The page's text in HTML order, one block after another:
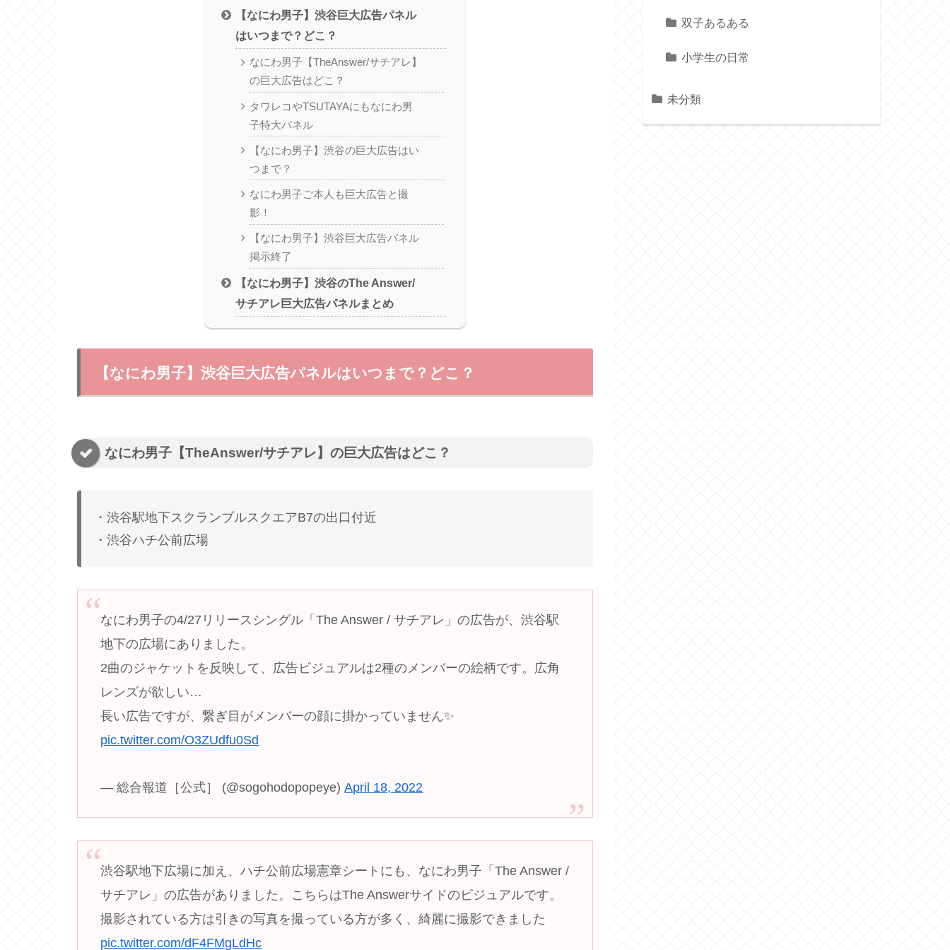
【なにわ男子】渋谷巨大広告パネル
はいつまで？どこ？
なにわ男子【TheAnswer/サチアレ】
の巨大広告はどこ？
タワレコやTSUTAYAにもなにわ男
子特大パネル
【なにわ男子】渋谷の巨大広告はい
つまで？
なにわ男子ご本人も巨大広告と撮
影！
【なにわ男子】渋谷巨大広告パネル
掲示終了
【なにわ男子】渋谷のThe Answer/
サチアレ巨大広告パネルまとめ
【なにわ男子】渋谷巨大広告パネルはいつまで？どこ？
なにわ男子【TheAnswer/サチアレ】の巨大広告はどこ？
・渋谷駅地下スクランブルスクエアB7の出口付近
・渋谷ハチ公前広場
なにわ男子の4/27リリースシングル「The Answer / サチアレ」の広告が、渋谷駅
地下の広場にありました。
2曲のジャケットを反映して、広告ビジュアルは2種のメンバーの絵柄です。広角
レンズが欲しい…
長い広告ですが、繋ぎ目がメンバーの顔に掛かっていません✨
pic.twitter.com/O3ZUdfu0Sd
— 総合報道［公式］ (@sogohodopopeye)April 18, 2022
渋谷駅地下広場に加え、ハチ公前広場憲章シートにも、なにわ男子「The Answer /
サチアレ」の広告がありました。こちらはThe Answerサイドのビジュアルです。
撮影されている方は引きの写真を撮っている方が多く、綺麗に撮影できました
pic.twitter.com/dF4FMgLdHc
双子あるある
小学生の日常
未分類